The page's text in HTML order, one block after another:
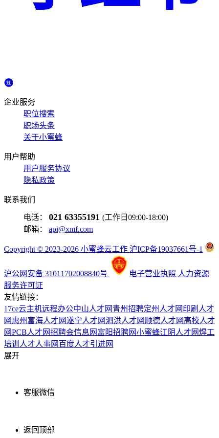
企业服务
职位搜索
职场头条
关于小蜜蜂
用户帮助
用户服务协议
隐私政策
联系我们
电话： 021 63355191 (工作日09:00-18:00)
邮箱： api@xmf.com
Copyright © 2023-2026 小蜜蜂云工作 沪ICP备19037661号-1
沪公网安备 31011702008840号 电子营业执照 人力资源
服务许可证
友情链接：
17ce云主机远程办公中山人才网 青州招聘定州人才网 印刷人才
网 惠州富海人才网遂宁人才网泗洪人才网 顺德人才网 高校人才
网PCB人才网招聘会信息网 富阳招聘网小蜜蜂江阴人才网焊工
培训 人才人事网 百度人才引进网
展开
客服微信
返回顶部